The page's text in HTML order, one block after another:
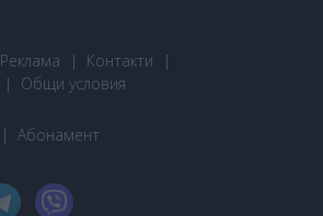
Реклама
Контакти
Общи условия
Абонамент